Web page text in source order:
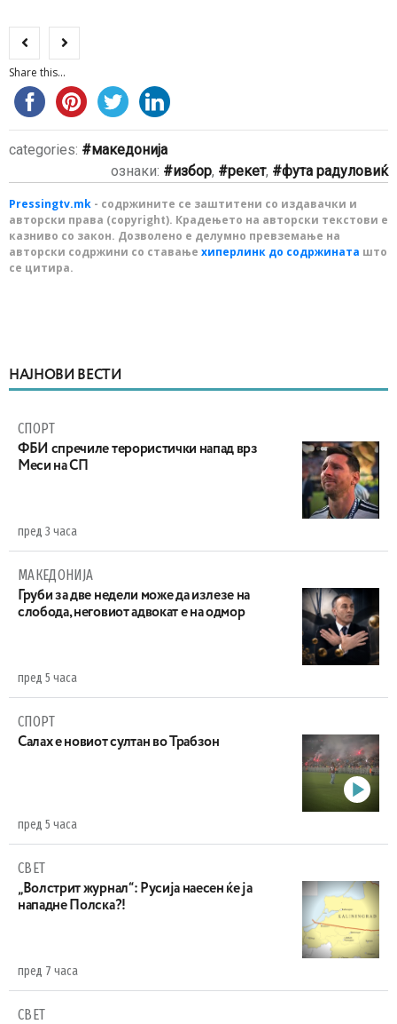
Share this...
categories:
македонија
ознаки:
избор, рекет, фута радуловиќ
Pressingtv.mk - содржините се заштитени со издавачки и
авторски права (copyright). Крадењето на авторски текстови е
казниво со закон. Дозволено е делумно превземање на
авторски содржини со ставање хиперлинк до содржината што
се цитира.
НАЈНОВИ ВЕСТИ
СПОРТ
ФБИ спречиле терористички напад врз
Меси на СП
пред 3 часа
МАКЕДОНИЈА
Груби за две недели може да излезе на
слобода, неговиот адвокат е на одмор
пред 5 часа
СПОРТ
Салах е новиот султан во Трабзон
пред 5 часа
СВЕТ
„Волстрит журнал“: Русија наесен ќе ја
нападне Полска?!
пред 7 часа
СВЕТ